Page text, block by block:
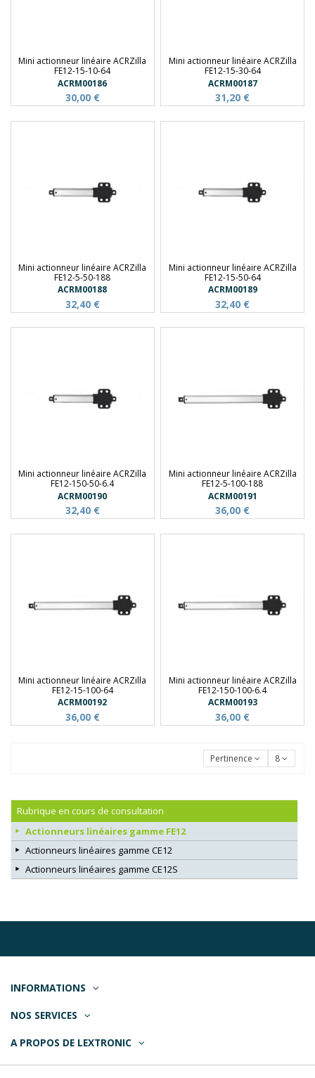
Mini actionneur linéaire ACRZilla
FE12-15-10-64
ACRM00186
30,00 €
Mini actionneur linéaire ACRZilla
FE12-15-30-64
ACRM00187
31,20 €
Mini actionneur linéaire ACRZilla
FE12-5-50-188
ACRM00188
32,40 €
Mini actionneur linéaire ACRZilla
FE12-15-50-64
ACRM00189
32,40 €
Mini actionneur linéaire ACRZilla
FE12-150-50-6.4
ACRM00190
32,40 €
Mini actionneur linéaire ACRZilla
FE12-5-100-188
ACRM00191
36,00 €
Mini actionneur linéaire ACRZilla
FE12-15-100-64
ACRM00192
36,00 €
Mini actionneur linéaire ACRZilla
FE12-150-100-6.4
ACRM00193
36,00 €
Pertinence 8
Rubrique en cours de consultation
Actionneurs linéaires gamme FE12
Actionneurs linéaires gamme CE12
Actionneurs linéaires gamme CE12S
INFORMATIONS
NOS SERVICES
A PROPOS DE LEXTRONIC